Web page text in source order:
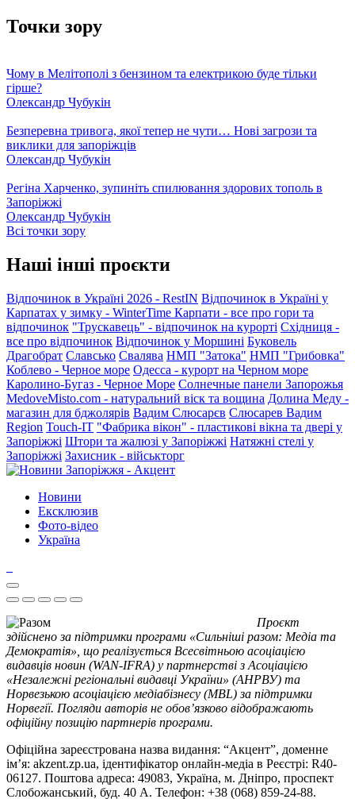
Точки зору
Чому в Мелітополі з бензином та електрикою буде тільки
гірше?
Олександр Чубукін
Безперевна тривога, якої тепер не чути… Нові загрози та
виклики для запоріжців
Олександр Чубукін
Регіна Харченко, зупиніть спилювання здорових тополь в
Запоріжжі
Олександр Чубукін
Всі точки зору
Наші інші проєкти
Відпочинок в Україні 2026 - RestIN Відпочинок в Україні у
Карпатах у зимку - WinterTime Карпати - все про гори та
відпочинок "Трускавець" - відпочинок на курорті Східниця -
все про відпочинок Відпочинок у Моршині Буковель
Драгобрат Славсько Свалява НМП "Затока" НМП "Грибовка"
Коблево - Черное море Одесса - курорт на Черном море
Каролино-Бугаз - Черное Море Солнечные панели Запорожья
MedoveMisto.com - натуральний віск та вощина Долина Меду -
магазин для бджолярів Вадим Слюсарєв Слюсарев Вадим
Region Touch-IT "Фабрика вікон" - пластикові вікна та двері у
Запоріжжі Штори та жалюзі у Запоріжжі Натяжні стелі у
Запоріжжі Захисник - військторг
Новини
Ексклюзив
Фото-відео
Україна
Проєкт
здійснено за підтримки програми «Сильніші разом: Медіа та
Демократія», що реалізується Всесвітньою асоціацією
видавців новин (WAN-IFRA) у партнерстві з Асоціацією
«Незалежні регіональні видавці України» (АНРВУ) та
Норвезькою асоціацією медіабізнесу (MBL) за підтримки
Норвегії. Погляди авторів не обов’язково відображають
офіційну позицію партнерів програми.
Офіційна зареєстрована назва видання: “Акцент”, доменне
ім’я: akzent.zp.ua, ідентифікатор онлайн-медіа в Реєстрі: R40-
06127. Поштова адреса: 49083, Україна, м. Дніпро, проспект
Слобожанський, буд. 40 А. Телефон: +38 (068) 859-24-88.